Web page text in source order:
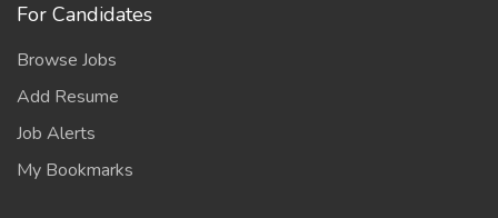
For Candidates
Browse Jobs
Add Resume
Job Alerts
My Bookmarks